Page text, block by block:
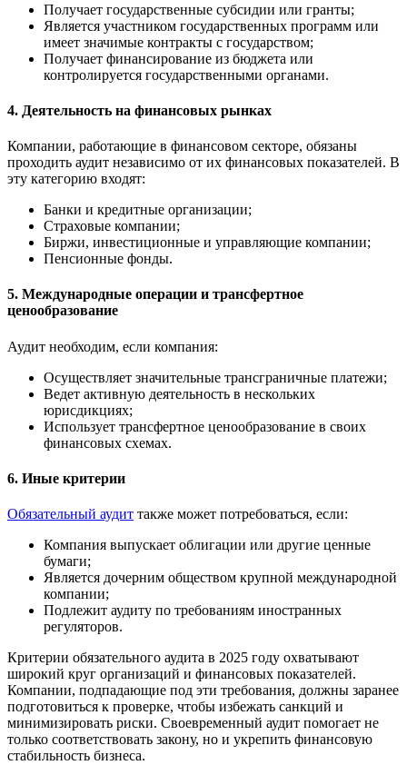
Получает государственные субсидии или гранты;
Является участником государственных программ или
имеет значимые контракты с государством;
Получает финансирование из бюджета или
контролируется государственными органами.
4. Деятельность на финансовых рынках
Компании, работающие в финансовом секторе, обязаны
проходить аудит независимо от их финансовых показателей. В
эту категорию входят:
Банки и кредитные организации;
Страховые компании;
Биржи, инвестиционные и управляющие компании;
Пенсионные фонды.
5. Международные операции и трансфертное
ценообразование
Аудит необходим, если компания:
Осуществляет значительные трансграничные платежи;
Ведет активную деятельность в нескольких
юрисдикциях;
Использует трансфертное ценообразование в своих
финансовых схемах.
6. Иные критерии
Обязательный аудит также может потребоваться, если:
Компания выпускает облигации или другие ценные
бумаги;
Является дочерним обществом крупной международной
компании;
Подлежит аудиту по требованиям иностранных
регуляторов.
Критерии обязательного аудита в 2025 году охватывают
широкий круг организаций и финансовых показателей.
Компании, подпадающие под эти требования, должны заранее
подготовиться к проверке, чтобы избежать санкций и
минимизировать риски. Своевременный аудит помогает не
только соответствовать закону, но и укрепить финансовую
стабильность бизнеса.